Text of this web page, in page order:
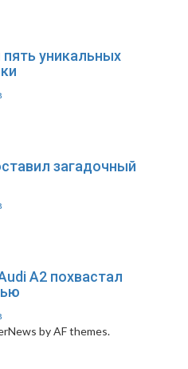
уникальных
загадочный
A2 похвастал
by AF themes.